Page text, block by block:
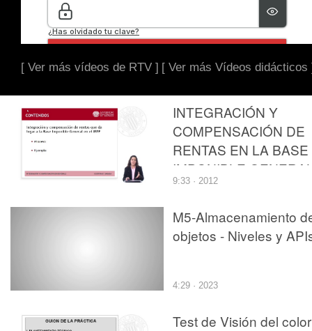
[ Ver más vídeos de RTV ] [ Ver más Vídeos didácticos
INTEGRACIÓN Y
COMPENSACIÓN DE
RENTAS EN LA BASE
IMPONIBLE
DEL IMPUESTO
PERSONAS FÍSICAS
9:33 · 2012
M5-Almacenamiento
objetos - Niveles y
4:29 · 2023
Test de Visión del color